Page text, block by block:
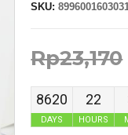
SKU:
Rp23,170
8620
DAYS
22
HOURS